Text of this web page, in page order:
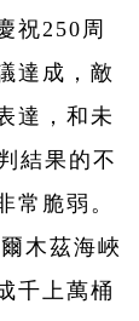
祝250周
達成，敵
達，和未
結果的不
常脆弱。
木茲海峽
千上萬桶